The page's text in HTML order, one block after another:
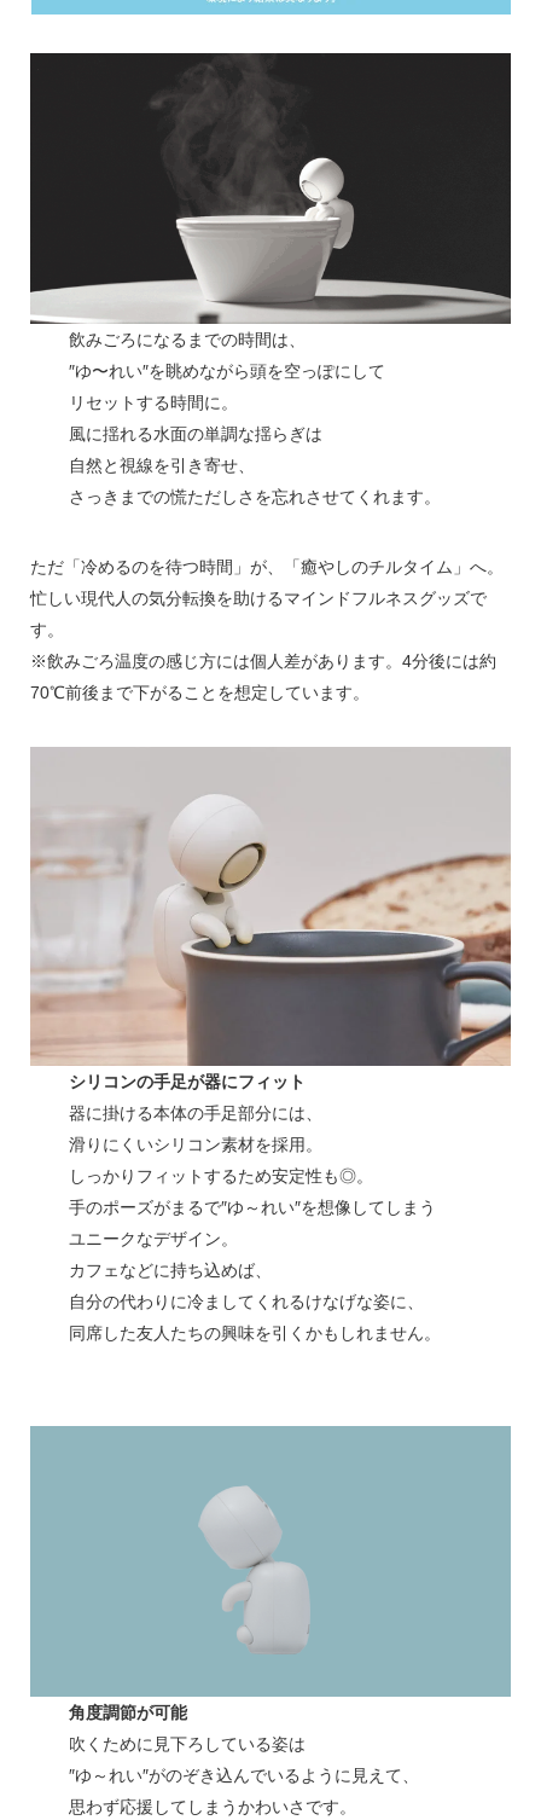
飲みごろになるまでの時間は、
″ゆ〜れい″を眺めながら頭を空っぽにして
リセットする時間に。
風に揺れる水面の単調な揺らぎは
自然と視線を引き寄せ、
さっきまでの慌ただしさを忘れさせてくれます。
ただ「冷めるのを待つ時間」が、「癒やしのチルタイム」へ。
忙しい現代人の気分転換を助けるマインドフルネスグッズで
す。
※飲みごろ温度の感じ方には個人差があります。4分後には約
70℃前後まで下がることを想定しています。
シリコンの手足が器にフィット
器に掛ける本体の手足部分には、
滑りにくいシリコン素材を採用。
しっかりフィットするため安定性も◎。
手のポーズがまるで″ゆ～れい″を想像してしまう
ユニークなデザイン。
カフェなどに持ち込めば、
自分の代わりに冷ましてくれるけなげな姿に、
同席した友人たちの興味を引くかもしれません。
角度調節が可能
吹くために見下ろしている姿は
″ゆ～れい″がのぞき込んでいるように見えて、
思わず応援してしまうかわいさです。